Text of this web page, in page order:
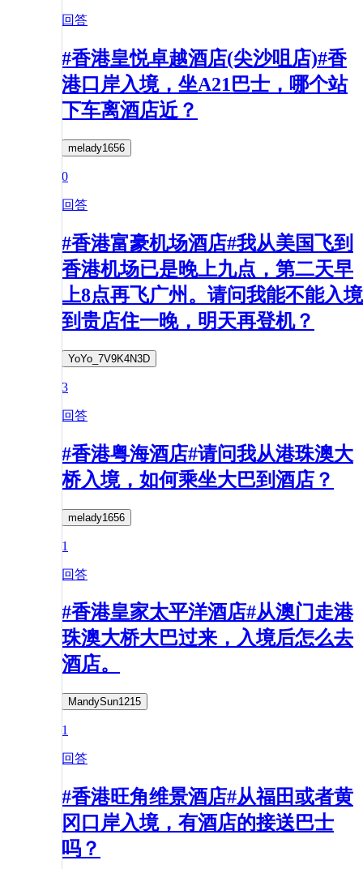
回答
#香港皇悦卓越酒店(尖沙咀店)#香
港口岸入境，坐A21巴士，哪个站
下车离酒店近？
melady1656
0
回答
#香港富豪机场酒店#我从美国飞到
香港机场已是晚上九点，第二天早
上8点再飞广州。请问我能不能入境
到贵店住一晚，明天再登机？
YoYo_7V9K4N3D
3
回答
#香港粤海酒店#请问我从港珠澳大
桥入境，如何乘坐大巴到酒店？
melady1656
1
回答
#香港皇家太平洋酒店#从澳门走港
珠澳大桥大巴过来，入境后怎么去
酒店。
MandySun1215
1
回答
#香港旺角维景酒店#从福田或者黄
冈口岸入境，有酒店的接送巴士
吗？